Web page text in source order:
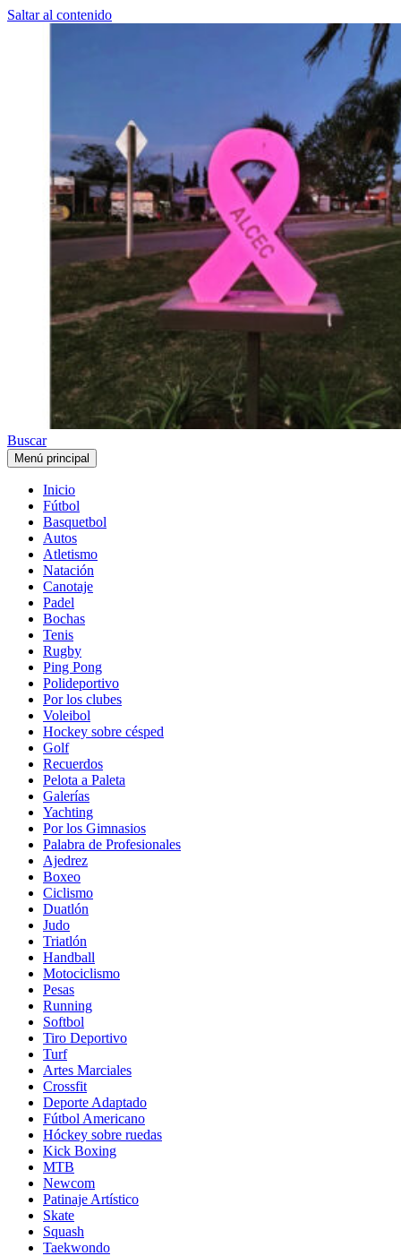
Saltar al contenido
Buscar
Menú principal
Inicio
Fútbol
Basquetbol
Autos
Atletismo
Natación
Canotaje
Padel
Bochas
Tenis
Rugby
Ping Pong
Polideportivo
Por los clubes
Voleibol
Hockey sobre césped
Golf
Recuerdos
Pelota a Paleta
Galerías
Yachting
Por los Gimnasios
Palabra de Profesionales
Ajedrez
Boxeo
Ciclismo
Duatlón
Judo
Triatlón
Handball
Motociclismo
Pesas
Running
Softbol
Tiro Deportivo
Turf
Artes Marciales
Crossfit
Deporte Adaptado
Fútbol Americano
Hóckey sobre ruedas
Kick Boxing
MTB
Newcom
Patinaje Artístico
Skate
Squash
Taekwondo